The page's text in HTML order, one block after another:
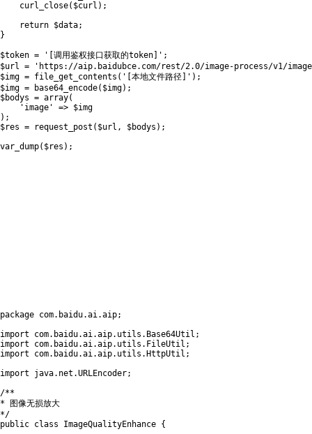
curl_close( $curl ) ;
return $data;
}
$token = '[调用鉴权接口获取的token]' ;
$url =
'https://aip.baidubce.com/rest/2.0/image-process/v1/
$img = file_get_contents ( '[本地文件路径]' ) ;
$img = base64_encode( $img) ;
$bodys = array(
'image'
=> $img
) ;
$res = request_post ( $url , $bodys ) ;
var_dump( $res ) ;
package com. baidu.ai.aip;
import
com. baidu.ai.aip. utils . Base64Util ;
import
com. baidu.ai.aip. utils . FileUtil ;
import
com. baidu.ai.aip. utils . HttpUtil ;
import
java. net .URLEncoder;
/**
* 图像无损放大
*/
public class ImageQualityEnhance {